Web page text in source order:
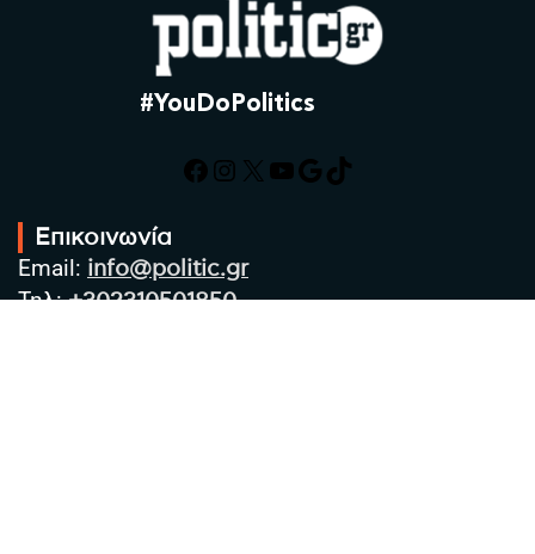
#YouDoPolitics
Facebook
Instagram
X YouTube
Google
TikTok
Επικοινωνία
Email: info@politic.gr
Τηλ:+302310501850